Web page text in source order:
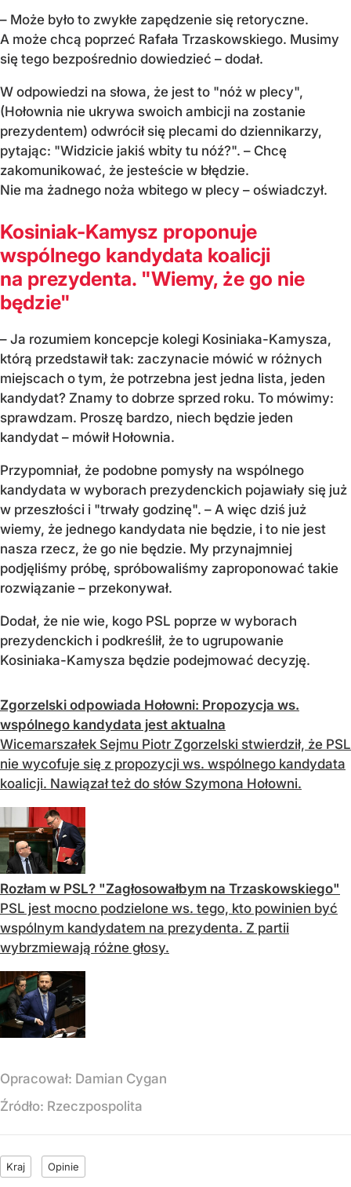
– Może było to zwykłe zapędzenie się retoryczne.
A może chcą poprzeć Rafała Trzaskowskiego. Musimy
się tego bezpośrednio dowiedzieć – dodał.
W odpowiedzi na słowa, że jest to "nóż w plecy",
(Hołownia nie ukrywa swoich ambicji na zostanie
prezydentem) odwrócił się plecami do dziennikarzy,
pytając: "Widzicie jakiś wbity tu nóź?". – Chcę
zakomunikować, że jesteście w błędzie.
Nie ma żadnego noża wbitego w plecy – oświadczył.
Kosiniak-Kamysz proponuje
wspólnego kandydata koalicji
na prezydenta. "Wiemy, że go nie
będzie"
– Ja rozumiem koncepcje kolegi Kosiniaka-Kamysza,
którą przedstawił tak: zaczynacie mówić w różnych
miejscach o tym, że potrzebna jest jedna lista, jeden
kandydat? Znamy to dobrze sprzed roku. To mówimy:
sprawdzam. Proszę bardzo, niech będzie jeden
kandydat – mówił Hołownia.
Przypomniał, że podobne pomysły na wspólnego
kandydata w wyborach prezydenckich pojawiały się już
w przeszłości i "trwały godzinę". – A więc dziś już
wiemy, że jednego kandydata nie będzie, i to nie jest
nasza rzecz, że go nie będzie. My przynajmniej
podjęliśmy próbę, spróbowaliśmy zaproponować takie
rozwiązanie – przekonywał.
Dodał, że nie wie, kogo PSL poprze w wyborach
prezydenckich i podkreślił, że to ugrupowanie
Kosiniaka-Kamysza będzie podejmować decyzję.
Zgorzelski odpowiada Hołowni: Propozycja ws.
wspólnego kandydata jest aktualna
Wicemarszałek Sejmu Piotr Zgorzelski stwierdził, że PSL
nie wycofuje się z propozycji ws. wspólnego kandydata
koalicji. Nawiązał też do słów Szymona Hołowni.
Rozłam w PSL? "Zagłosowałbym na Trzaskowskiego"
PSL jest mocno podzielone ws. tego, kto powinien być
wspólnym kandydatem na prezydenta. Z partii
wybrzmiewają różne głosy.
Opracował: Damian Cygan
Źródło: Rzeczpospolita
Kraj Opinie